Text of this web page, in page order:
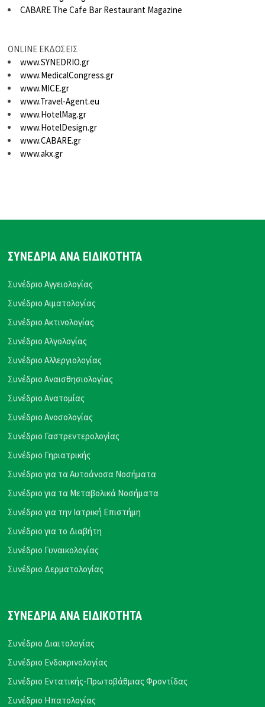
CABARE The Cafe Bar Restaurant Magazine
ONLINE ΕΚΔΟΣΕΙΣ
www.SYNEDRIO.gr
www.MedicalCongress.gr
www.MICE.gr
www.Travel-Agent.eu
www.HotelMag.gr
www.HotelDesign.gr
www.CABARE.gr
www.akx.gr
ΣΥΝΕΔΡΙΑ ΑΝΑ ΕΙΔΙΚΟΤΗΤΑ
Συνέδριο Αγγειολογίας
Συνέδριο Αιματολογίας
Συνέδριο Ακτινολογίας
Συνέδριο Αλγολογίας
Συνέδριο Αλλεργιολογίας
Συνέδριο Αναισθησιολογίας
Συνέδριο Ανατομίας
Συνέδριο Ανοσολογίας
Συνέδριο Γαστρεντερολογίας
Συνέδριο Γηριατρικής
Συνέδριο για τα Αυτοάνοσα Νοσήματα
Συνέδριο για τα Μεταβολικά Νοσήματα
Συνέδριο για την Ιατρική Επιστήμη
Συνέδριο για το Διαβήτη
Συνέδριο Γυναικολογίας
Συνέδριο Δερματολογίας
ΣΥΝΕΔΡΙΑ ΑΝΑ ΕΙΔΙΚΟΤΗΤΑ
Συνέδριο Διαιτολογίας
Συνέδριο Ενδοκρινολογίας
Συνέδριο Εντατικής-Πρωτοβάθμιας Φροντίδας
Συνέδριο Ηπατολογίας